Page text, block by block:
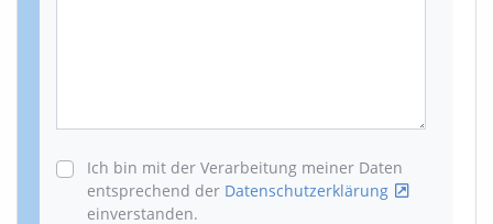
Ich bin mit der Verarbeitung meiner Daten
entsprechend der Datenschutzerklärung
einverstanden.